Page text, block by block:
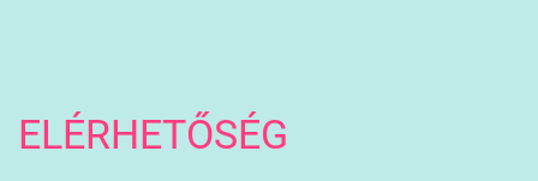
ELÉRHETŐSÉG